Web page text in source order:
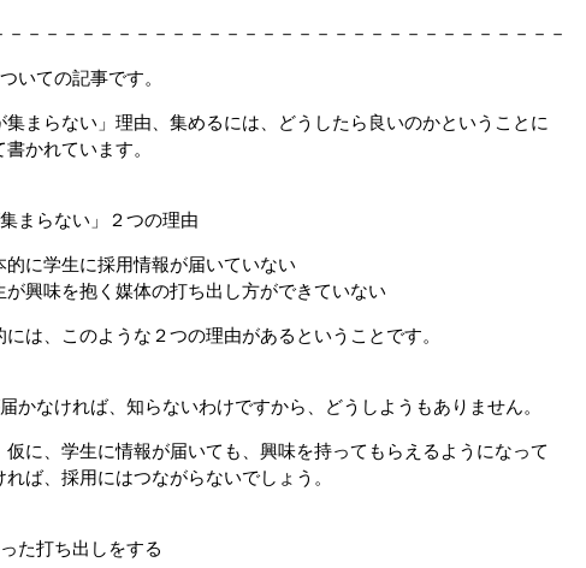
－－－－－－－－－－－－－－－－－－－－－－－－－－－－－－－
いての記事です。
まらない」理由、集めるには、どうしたら良いのかということに
かれています。
まらない」２つの理由
に学生に採用情報が届いていない
興味を抱く媒体の打ち出し方ができていない
は、このような２つの理由があるということです。
かなければ、知らないわけですから、どうしようもありません。
に、学生に情報が届いても、興味を持ってもらえるようになって
ば、採用にはつながらないでしょう。
た打ち出しをする